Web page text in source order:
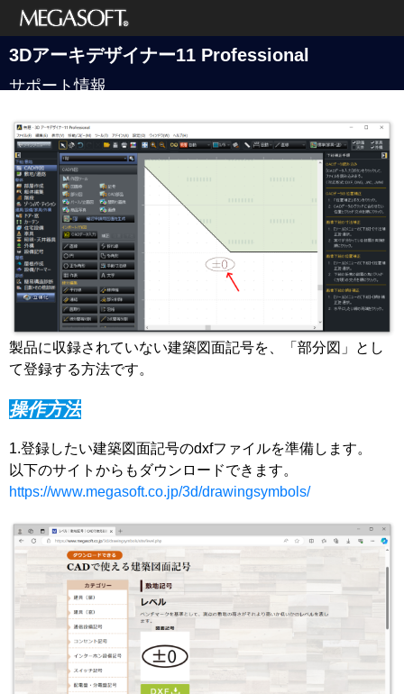
メガソフト株式
会社
3Dアーキデザイナー11 Professional
サポート情報
製品に収録されていない建築図面記号を、「部分図」とし
て登録する方法です。
操作方法
1.登録したい建築図面記号のdxfファイルを準備します。
以下のサイトからもダウンロードできます。
https://www.megasoft.co.jp/3d/drawingsymbols/